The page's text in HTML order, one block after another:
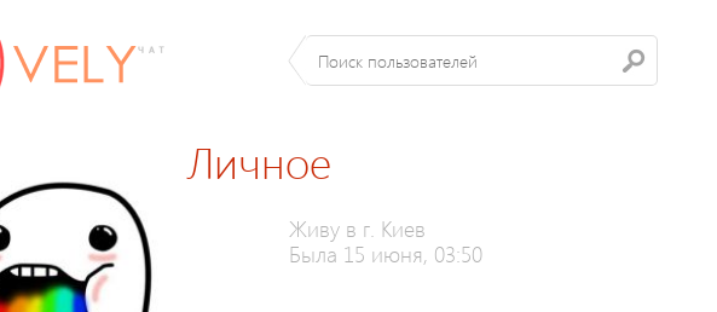
Личное
Живу в г. Киев
Была 15 июня, 03:50